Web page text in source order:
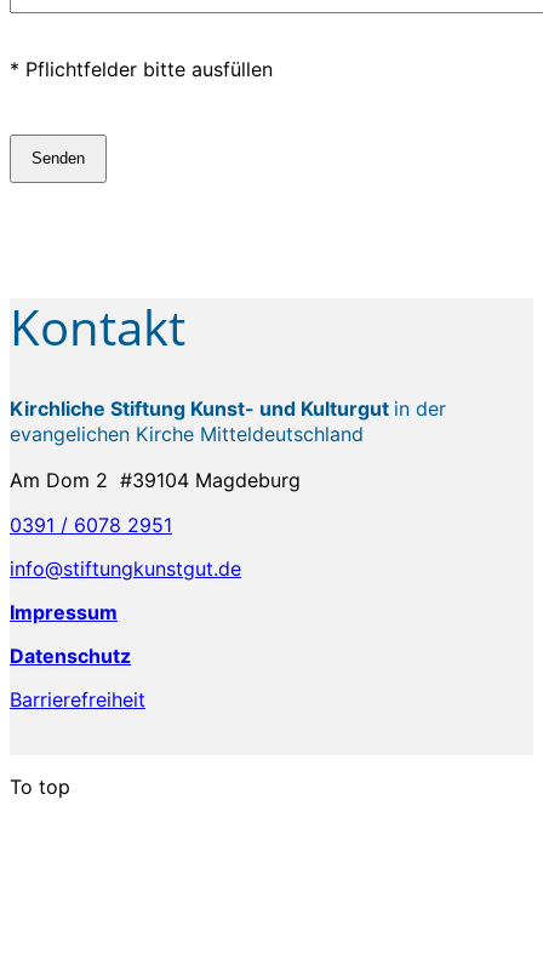
* Pflichtfelder bitte ausfüllen
Senden
Kontakt
Kirchliche Stiftung Kunst- und Kulturgut in der
evangelichen Kirche Mitteldeutschland
Am Dom 2 #39104 Magdeburg
0391 / 6078 2951
info@stiftungkunstgut.de
Impressum
Datenschutz
Barrierefreiheit
To top